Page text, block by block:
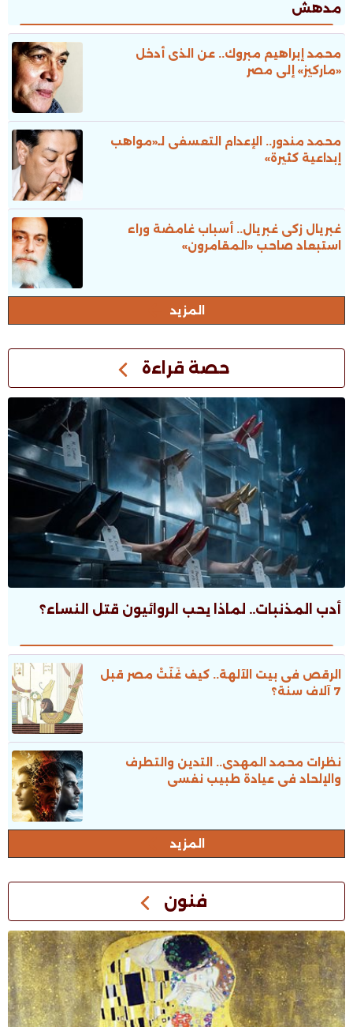
مدهش
محمد إبراهيم مبروك.. عن الذى أدخل
«ماركيز» إلى مصر
محمد مندور.. الإعدام التعسفى لـ«مواهب
إبداعية كثيرة»
غبريال زكى غبريال.. أسباب غامضة وراء
استبعاد صاحب «المقامرون»
المزيد
حصة قراءة
أدب المذنبات.. لماذا يحب الروائيون قتل النساء؟
الرقص فى بيت الآلهة.. كيف غَنَّتْ مصر قبل
7 آلاف سنة؟
نظرات محمد المهدى.. التدين والتطرف
والإلحاد فى عيادة طبيب نفسى
المزيد
فنون